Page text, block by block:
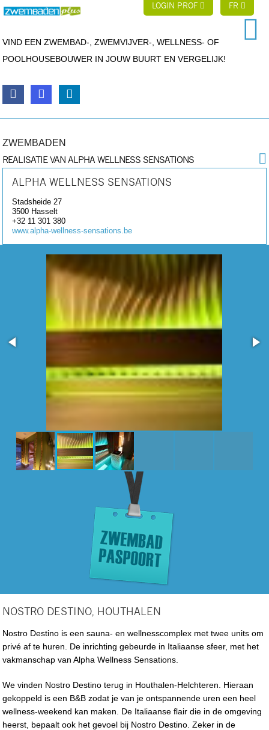
LOGIN PROF FR
VIND EEN ZWEMBAD-, ZWEMVIJVER-, WELLNESS- OF
POOLHOUSEBOUWER IN JOUW BUURT EN VERGELIJK!
ZWEMBADEN
REALISATIE VAN ALPHA WELLNESS SENSATIONS
ALPHA WELLNESS SENSATIONS
Stadsheide 27
3500 Hasselt
+32 11 301 380
www.alpha-wellness-sensations.be
NOSTRO DESTINO, HOUTHALEN
Nostro Destino is een sauna- en wellnesscomplex met twee units om
privé af te huren. De inrichting gebeurde in Italiaanse sfeer, met het
vakmanschap van Alpha Wellness Sensations.
We vinden Nostro Destino terug in Houthalen-Helchteren. Hieraan
gekoppeld is een B&B zodat je van je ontspannende uren een heel
wellness-weekend kan maken. De Italiaanse flair die in de omgeving
heerst, bepaalt ook het gevoel bij Nostro Destino. Zeker in de